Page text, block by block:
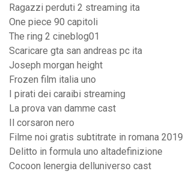
Ragazzi perduti 2 streaming ita
One piece 90 capitoli
The ring 2 cineblog01
Scaricare gta san andreas pc ita
Joseph morgan height
Frozen film italia uno
I pirati dei caraibi streaming
La prova van damme cast
Il corsaron nero
Filme noi gratis subtitrate in romana 2019
Delitto in formula uno altadefinizione
Cocoon lenergia delluniverso cast